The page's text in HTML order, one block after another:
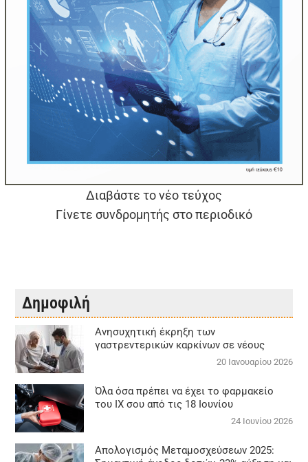
Διαβάστε το νέο τεύχος
Γίνετε συνδρομητής στο περιοδικό
Δημοφιλή
Aνησυχητική έκρηξη των
γαστρεντερικών καρκίνων σε νέους
20 Ιανουαρίου 2026
Όλα όσα πρέπει να έχει το φαρμακείο
του ΙΧ σου από τις 18 Ιουνίου
24 Ιουνίου 2026
Απολογισμός Μεταμοσχεύσεων 2025: